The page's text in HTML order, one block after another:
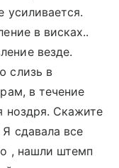
усиливается.
в висках..
везде.
слизь в
в течение
ноздря. Скажите
сдавала все
, нашли штемп